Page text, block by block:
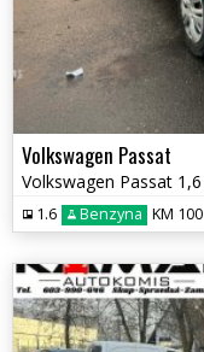
Volkswagen Passat
1.6 Benzyna KM 100